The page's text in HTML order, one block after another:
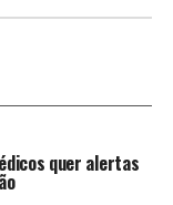
quer alertas